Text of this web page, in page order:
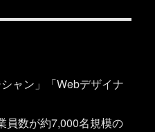
ャン」「Webデザイナ
員数が約7,000名規模の